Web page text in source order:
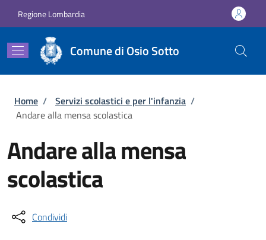
Regione Lombardia
Comune di Osio Sotto
Briciole di pane
Home / Servizi scolastici e per l'infanzia /
Andare alla mensa scolastica
Andare alla mensa
scolastica
Condividi